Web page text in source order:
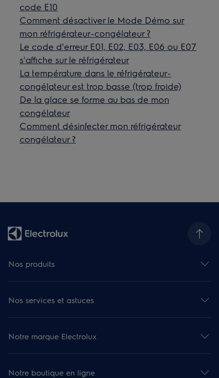
code E10
Comment désactiver le Mode Démo sur
mon réfrigérateur-congélateur ?
Le code d'erreur E01, E02, E03, E06 ou E07
s'affiche sur le réfrigérateur
La température dans le réfrigérateur-
congélateur est trop basse (trop froide)
De la glace se forme au bas de mon
congélateur
Comment désinfecter mon réfrigérateur
congélateur ?
Nos produits
Nos services et astuces
Notre marque Electrolux
Notre boutique en ligne